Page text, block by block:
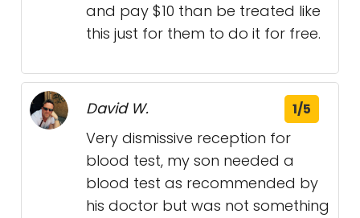
and pay $10 than be treated like
this just for them to do it for free.
David W. 1/5
Very dismissive reception for
blood test, my son needed a
blood test as recommended by
his doctor but was not something